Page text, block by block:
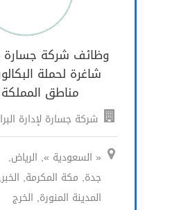
شاغرة لحملة
مناطق المملكة 2026
شركة جسارة لإدارة
« السعودية », الرياض,
جدة, مكة المكرمة, الخبر,
المدينة المنورة, الخرج